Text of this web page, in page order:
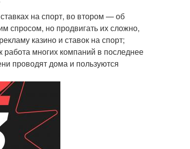
на спорт, во втором — об
спросом, но продвигать их сложно,
казино и ставок на спорт;
работа многих компаний в последнее
проводят дома и пользуются